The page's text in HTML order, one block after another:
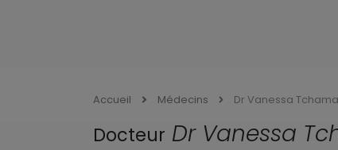
Accueil Médecins Dr Vanessa
Docteur Dr Vanessa